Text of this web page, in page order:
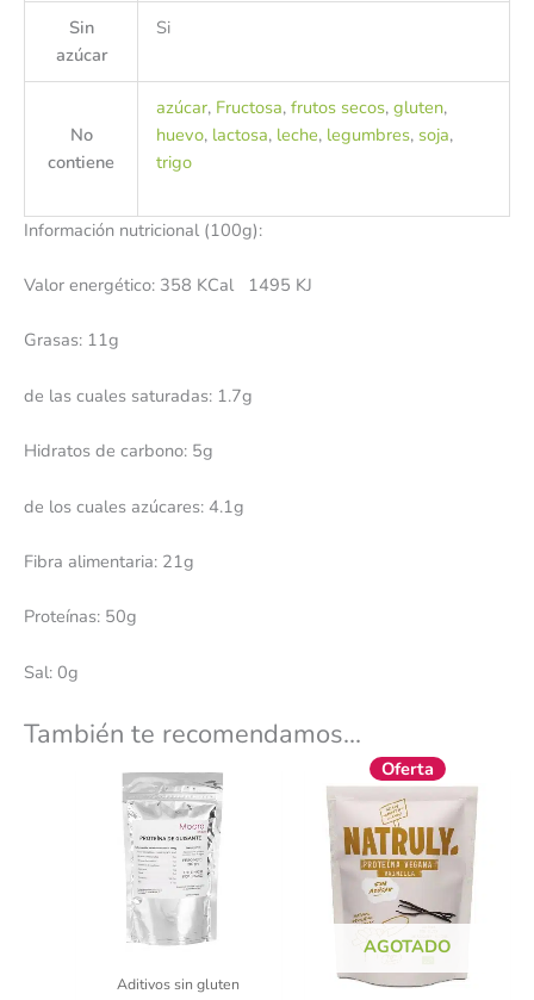
Sin
azúcar
Si
No
contiene
azúcar, Fructosa, frutos secos, gluten,
huevo, lactosa, leche, legumbres, soja,
trigo
Información nutricional (100g):
Valor energético: 358 KCal 1495 KJ
Grasas: 11g
de las cuales saturadas: 1.7g
Hidratos de carbono: 5g
de los cuales azúcares: 4.1g
Fibra alimentaria: 21g
Proteínas: 50g
Sal: 0g
También te recomendamos…
Aditivos sin gluten
Oferta
AGOTADO
El
precio
original
era:
15,50 €.
precio
actual
es:
13,95 €.